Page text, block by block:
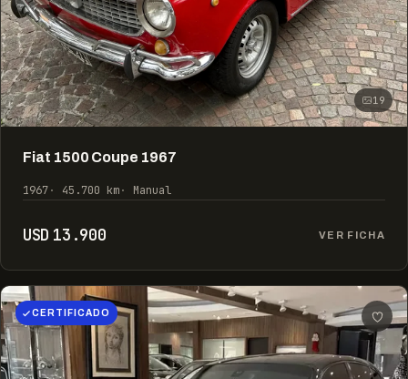
19
Fiat 1500 Coupe 1967
1967 45.700 km Manual
USD 13.900 VER FICHA
CERTIFICADO